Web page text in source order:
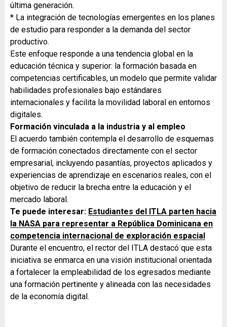
última generación.
* La integración de tecnologías emergentes en los planes
de estudio para responder a la demanda del sector
productivo.
Este enfoque responde a una tendencia global en la
educación técnica y superior: la formación basada en
competencias certificables, un modelo que permite validar
habilidades profesionales bajo estándares
internacionales y facilita la movilidad laboral en entornos
digitales.
Formación vinculada a la industria y al empleo
El acuerdo también contempla el desarrollo de esquemas
de formación conectados directamente con el sector
empresarial, incluyendo pasantías, proyectos aplicados y
experiencias de aprendizaje en escenarios reales, con el
objetivo de reducir la brecha entre la educación y el
mercado laboral.
Te puede interesar: Estudiantes del ITLA parten hacia
la NASA para representar a República Dominicana en
competencia internacional de exploración espacial
Durante el encuentro, el rector del ITLA destacó que esta
iniciativa se enmarca en una visión institucional orientada
a fortalecer la empleabilidad de los egresados mediante
una formación pertinente y alineada con las necesidades
de la economía digital.